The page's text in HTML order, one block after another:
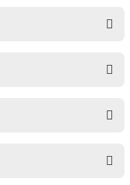
kullanarak tarafımıza